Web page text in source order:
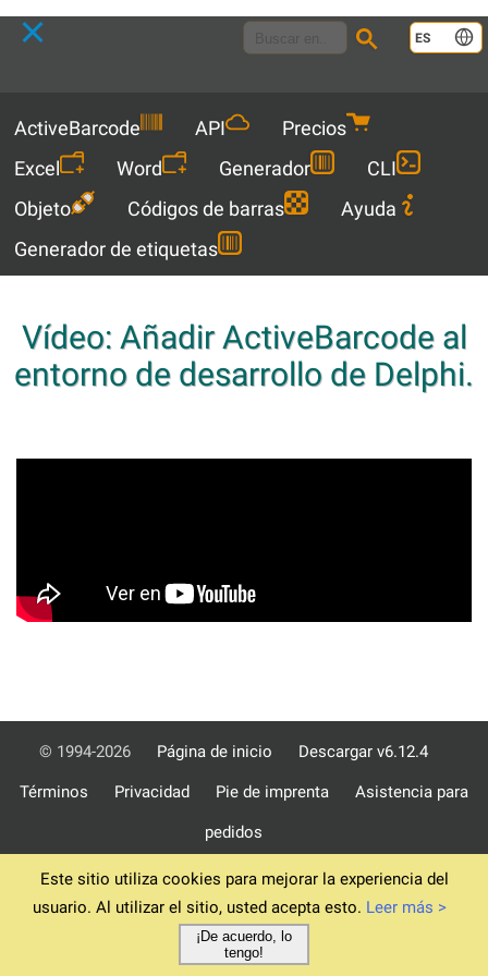
ES
ActiveBarcode API
Precios
Excel
Word Generador
CLI
Objeto
Códigos de barras
Ayuda
Generador de etiquetas
Vídeo: Añadir ActiveBarcode al
entorno de desarrollo de Delphi.
© 1994-2026 Página de inicio Descargar v6.12.4
Términos Privacidad Pie de imprenta Asistencia para
pedidos
Este sitio utiliza cookies para mejorar la experiencia del
usuario. Al utilizar el sitio, usted acepta esto. Leer más >
¡De acuerdo, lo
tengo!